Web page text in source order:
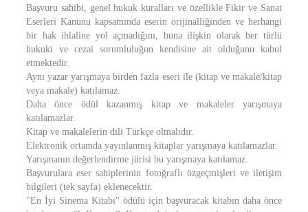
Başvuru sahibi, genel hukuk kuralları ve özellikle Fikir ve Sanat
Eserleri Kanunu kapsamında eserin orijinalliğinden ve herhangi
bir hak ihlaline yol açmadığını, buna ilişkin olarak her türlü
hukuki ve cezai sorumluluğun kendisine ait olduğunu kabul
etmektedir.
Aynı yazar yarışmaya birden fazla eseri ile (kitap ve makale/kitap
veya makale) katılamaz.
Daha önce ödül kazanmış kitap ve makaleler yarışmaya
katılamazlar.
Kitap ve makalelerin dili Türkçe olmalıdır.
Elektronik ortamda yayınlanmış kitaplar yarışmaya katılamazlar.
Yarışmanın değerlendirme jürisi bu yarışmaya katılamaz.
Başvurulara eser sahiplerinin fotoğraflı özgeçmişleri ve iletişim
bilgileri (tek sayfa) eklenecektir.
"En İyi Sinema Kitabı" ödülü için başvuracak kitabın daha önce